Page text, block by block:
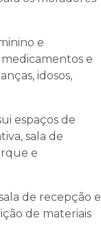
e
e
idosos,
espaços de
sala de
e
de recepção e
de materiais